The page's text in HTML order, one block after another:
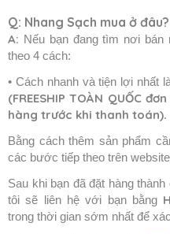
Q: Nhang Sạch mua ở đâu?
A: Nếu bạn đang tìm nơi bán
theo 4 cách:
• Cách nhanh và tiện lợi nhất
(FREESHIP TOÀN QUỐC
hàng trước khi thanh toán).
Bằng cách thêm sản phẩm
các bước tiếp theo trên
Sau khi bạn đã đặt hàng
tôi sẽ liên hệ với bạn bằng
trong thời gian sớm nhất để